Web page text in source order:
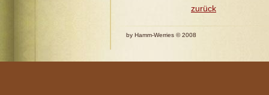
zurück
by Hamm-Werries © 2008